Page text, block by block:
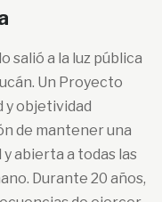
salió a la luz pública
Un Proyecto
y objetividad
de mantener una
abierta a todas las
Durante 20 años,